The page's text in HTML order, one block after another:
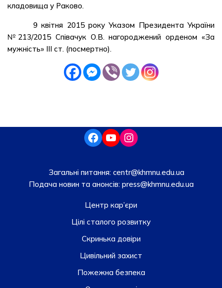
кладовища у Раково.
9 квітня 2015 року Указом Президента України
№213/2015 Співачук О.В. нагороджений орденом «За
мужність» ІІІ ст. (посмертно).
Загальні питання: centr@khmnu.edu.ua
Подача новин та анонсів:press@khmnu.edu.ua
Центр кар’єри
Цілі сталого розвитку
Скринька довiри
Цивільний захист
Пожежна безпека